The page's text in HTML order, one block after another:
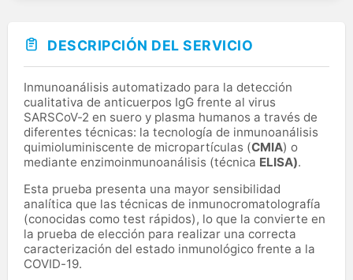
DESCRIPCIÓN DEL SERVICIO
Inmunoanálisis automatizado para la detección
cualitativa de anticuerpos IgG frente al virus
SARSCoV-2 en suero y plasma humanos a través de
diferentes técnicas: la tecnología de inmunoanálisis
quimioluminiscente de micropartículas (CMIA) o
mediante enzimoinmunoanálisis (técnica ELISA).
Esta prueba presenta una mayor sensibilidad
analítica que las técnicas de inmunocromatolografía
(conocidas como test rápidos), lo que la convierte en
la prueba de elección para realizar una correcta
caracterización del estado inmunológico frente a la
COVID-19.